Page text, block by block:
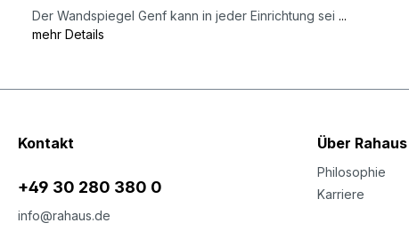
Der Wandspiegel Genf kann in jeder Einrichtung sei ...
mehr Details
Kontakt
+49 30 280 380 0
info@rahaus.de
Über Rahaus
Philosophie
Karriere